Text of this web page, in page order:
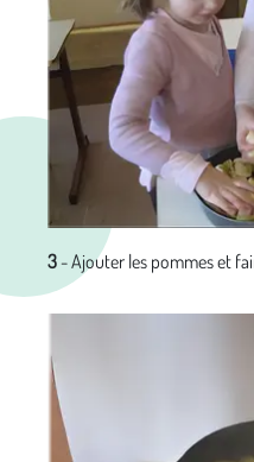
3- Ajouter les pommes et